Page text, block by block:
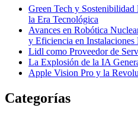
Green Tech y
la Era Tecnológica
Avances en Robótica
y Eficiencia en Instalaciones
Lidl como Proveedor de
La Explosión de la IA
Apple Vision Pro y la
Categorías